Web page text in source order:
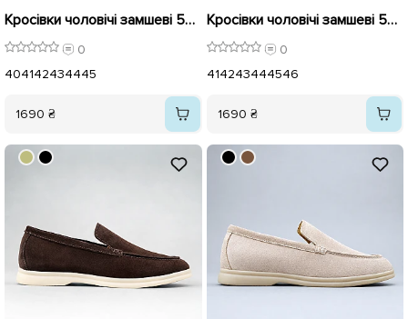
Кросівки чоловічі замшеві 596128 Чорні
0
404142434445
1690 ₴
Кросівки чоловічі замшеві 596390 Чорні
0
414243444546
1690 ₴